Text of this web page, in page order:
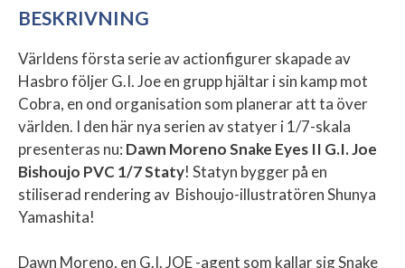
BESKRIVNING
Världens första serie av actionfigurer skapade av
Hasbro följer G.I. Joe en grupp hjältar i sin kamp mot
Cobra, en ond organisation som planerar att ta över
världen. I den här nya serien av statyer i 1/7-skala
presenteras nu: Dawn Moreno Snake Eyes II G.I. Joe
Bishoujo PVC 1/7 Staty! Statyn bygger på en
stiliserad rendering av Bishoujo-illustratören Shunya
Yamashita!
Dawn Moreno, en G.I. JOE -agent som kallar sig Snake